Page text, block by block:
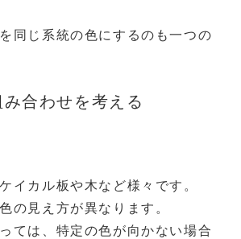
同じ系統の色にするのも一つの
合わせを考える
イカル板や木など様々です。
の見え方が異なります。
ては、特定の色が向かない場合